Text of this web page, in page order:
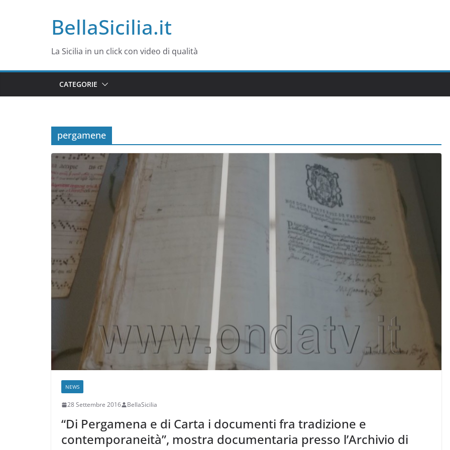
BellaSicilia.it
La Sicilia in un click con video di qualità
CATEGORIE
pergamene
NEWS
28 Settembre 2016 BellaSicilia
“Di Pergamena e di Carta i documenti fra tradizione e
contemporaneità”, mostra documentaria presso l’Archivio di